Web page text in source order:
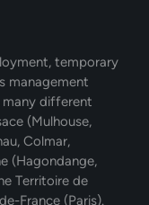
temporary
management
different
(Mulhouse,
Colmar,
(Hagondange,
Territoire de
France (Paris).